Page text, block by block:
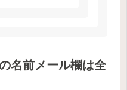
名前メール欄は全